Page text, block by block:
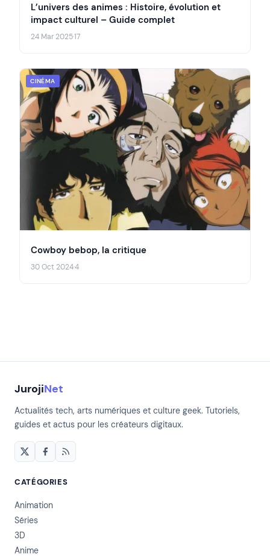
L’univers des animes : Histoire, évolution et
impact culturel – Guide complet
24 Mar 2025·17
CINÉMA
Cowboy bebop, la critique
30 Oct 2024·4
JurojiNet
Actualités tech, arts numériques et culture geek. Tutoriels,
guides et actus pour les créateurs digitaux.
CATÉGORIES
Animation
Séries
3D
Anime